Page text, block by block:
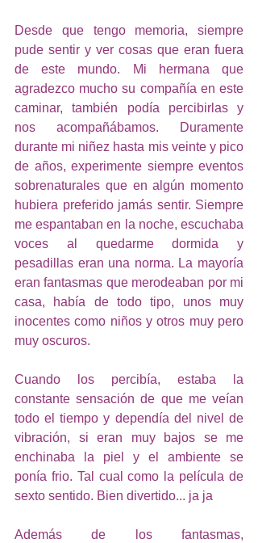
Desde que tengo memoria, siempre
pude sentir y ver cosas que eran fuera
de este mundo. Mi hermana que
agradezco mucho su compañía en este
caminar, también podía percibirlas y
nos acompañábamos. Duramente
durante mi niñez hasta mis veinte y pico
de años, experimente siempre eventos
sobrenaturales que en algún momento
hubiera preferido jamás sentir. Siempre
me espantaban en la noche, escuchaba
voces al quedarme dormida y
pesadillas eran una norma. La mayoría
eran fantasmas que merodeaban por mi
casa, había de todo tipo, unos muy
inocentes como niños y otros muy pero
muy oscuros.
Cuando los percibía, estaba la
constante sensación de que me veían
todo el tiempo y dependía del nivel de
vibración, si eran muy bajos se me
enchinaba la piel y el ambiente se
ponía frio. Tal cual como la película de
sexto sentido. Bien divertido... ja ja
Además de los fantasmas,